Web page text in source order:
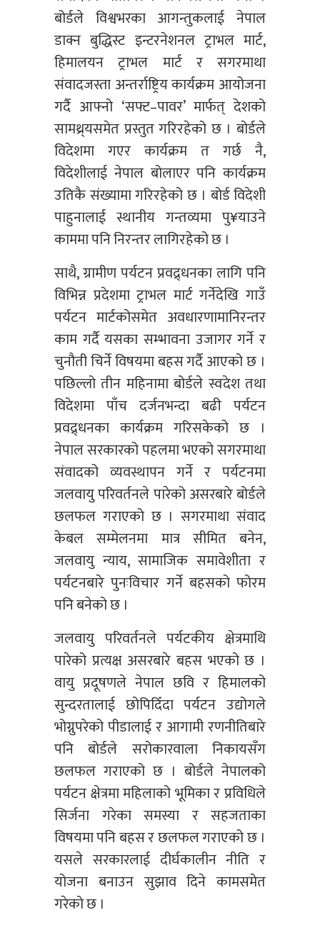
बोर्डले विश्वभरका आगन्तुकलाई नेपाल
डाक्न बुद्धिस्ट इन्टरनेशनल ट्राभल मार्ट,
हिमालयन ट्राभल मार्ट र सगरमाथा
संवादजस्ता अन्तर्राष्ट्रिय कार्यक्रम आयोजना
गर्दै आफ्नो ‘सफ्ट–पावर’ मार्फत् देशको
सामथ्र्यसमेत प्रस्तुत गरिरहेको छ । बोर्डले
विदेशमा गएर कार्यक्रम त गर्छ नै,
विदेशीलाई नेपाल बोलाएर पनि कार्यक्रम
उतिकै संख्यामा गरिरहेको छ । बोर्ड विदेशी
पाहुनालाई स्थानीय गन्तव्यमा पु¥याउने
काममा पनि निरन्तर लागिरहेको छ ।
साथै, ग्रामीण पर्यटन प्रवद्र्धनका लागि पनि
विभिन्न प्रदेशमा ट्राभल मार्ट गर्नेदेखि गाउँ
पर्यटन मार्टकोसमेत अवधारणामानिरन्तर
काम गर्दै यसका सम्भावना उजागर गर्ने र
चुनौती चिर्ने विषयमा बहस गर्दै आएको छ ।
पछिल्लो तीन महिनामा बोर्डले स्वदेश तथा
विदेशमा पाँच दर्जनभन्दा बढी पर्यटन
प्रवद्र्धनका कार्यक्रम गरिसकेको छ ।
नेपाल सरकारको पहलमा भएको सगरमाथा
संवादको व्यवस्थापन गर्ने र पर्यटनमा
जलवायु परिवर्तनले पारेको असरबारे बोर्डले
छलफल गराएको छ । सगरमाथा संवाद
केबल सम्मेलनमा मात्र सीमित बनेन,
जलवायु न्याय, सामाजिक समावेशीता र
पर्यटनबारे पुनःविचार गर्ने बहसको फोरम
पनि बनेको छ ।
जलवायु परिवर्तनले पर्यटकीय क्षेत्रमाथि
पारेको प्रत्यक्ष असरबारे बहस भएको छ ।
वायु प्रदूषणले नेपाल छवि र हिमालको
सुन्दरतालाई छोपिदिँदा पर्यटन उद्योगले
भोग्नुपरेको पीडालाई र आगामी रणनीतिबारे
पनि बोर्डले सरोकारवाला निकायसँग
छलफल गराएको छ । बोर्डले नेपालको
पर्यटन क्षेत्रमा महिलाको भूमिका र प्रविधिले
सिर्जना गरेका समस्या र सहजताका
विषयमा पनि बहस र छलफल गराएको छ ।
यसले सरकारलाई दीर्घकालीन नीति र
योजना बनाउन सुझाव दिने कामसमेत
गरेको छ ।